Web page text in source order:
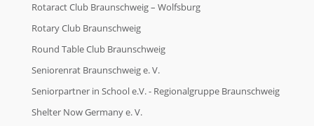
Rotaract Club Braunschweig – Wolfsburg
Rotary Club Braunschweig
Round Table Club Braunschweig
Seniorenrat Braunschweig e. V.
Seniorpartner in School e.V. - Regionalgruppe Braunschweig
Shelter Now Germany e. V.